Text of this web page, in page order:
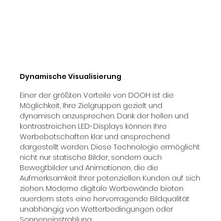
Dynamische Visualisierung
Einer der größten Vorteile von DOOH ist die
Möglichkeit, Ihre Zielgruppen gezielt und
dynamisch anzusprechen. Dank der hellen und
kontrastreichen LED-Displays können Ihre
Werbebotschaften klar und ansprechend
dargestellt werden. Diese Technologie ermöglicht
nicht nur statische Bilder, sondern auch
Bewegtbilder und Animationen, die die
Aufmerksamkeit Ihrer potenziellen Kunden auf sich
ziehen. Moderne digitale Werbewände bieten
auerdem stets eine hervorragende Bildqualität
unabhängig von Wetterbedingungen oder